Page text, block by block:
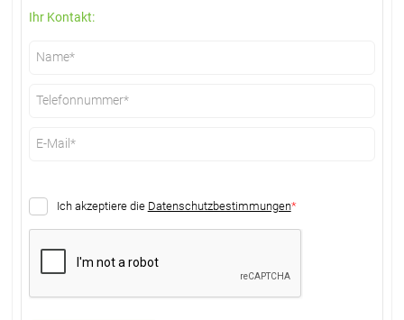
Ihr Kontakt:
Ich akzeptiere die Datenschutzbestimmungen*